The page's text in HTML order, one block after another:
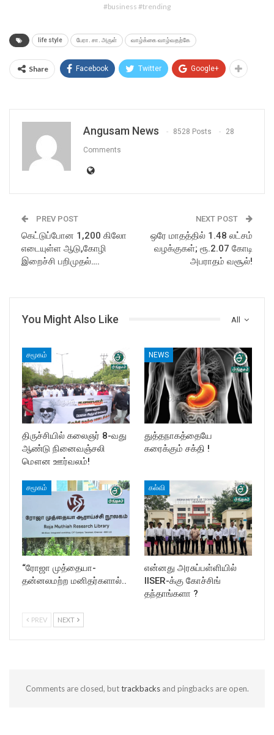
#business #trending
life style பேரா. சா. அருள் வாழ்க்கை வாழ்வதற்கே
Share Facebook Twitter Google+
Angusam News 8528 Posts 28
Comments
PREV POST
கெட்டுப்போன 1,200 கிலோ
எடையுள்ள ஆடு,கோழி
இறைச்சி பறிமுதல்….
NEXT POST
ஒரே மாதத்தில் 1.48 லட்சம்
வழக்குகள்; ரூ.2.07 கோடி
அபராதம் வசூல்!
All
You Might Also Like
சமூகம்
திருச்சியில் கலைஞர் 8-வது
ஆண்டு நினைவஞ்சலி
மௌன ஊர்வலம்!
NEWS
துத்தநாகத்தையே
கரைக்கும் சக்தி !
சமூகம்
“ரோஜா முத்தையா-
தன்னலமற்ற மனிதர்களால்..
கல்வி
என்னது அரசுப்பள்ளியில்
IISER-க்கு கோச்சிங்
தந்தாங்களா ?
PREV NEXT
Comments are closed, buttrackbacksand pingbacks are open.